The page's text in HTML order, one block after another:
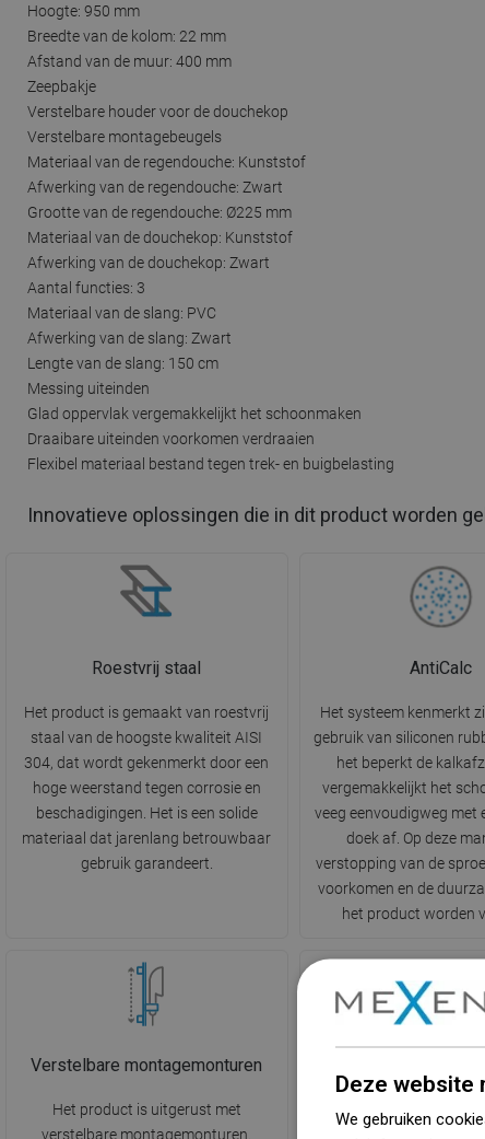
Hoogte: 950 mm
Breedte van de kolom: 22 mm
Afstand van de muur: 400 mm
Zeepbakje
Verstelbare houder voor de douchekop
Verstelbare montagebeugels
Materiaal van de regendouche: Kunststof
Afwerking van de regendouche: Zwart
Grootte van de regendouche: Ø225 mm
Materiaal van de douchekop: Kunststof
Afwerking van de douchekop: Zwart
Aantal functies: 3
Materiaal van de slang: PVC
Afwerking van de slang: Zwart
Lengte van de slang: 150 cm
Messing uiteinden
Glad oppervlak vergemakkelijkt het schoonmaken
Draaibare uiteinden voorkomen verdraaien
Flexibel materiaal bestand tegen trek- en buigbelasting
Innovatieve oplossingen die in dit product worden
Roestvrij staal
Het product is gemaakt van roestvrij
staal van de hoogste kwaliteit AISI
304, dat wordt gekenmerkt door een
hoge weerstand tegen corrosie en
beschadigingen. Het is een solide
materiaal dat jarenlang betrouwbaar
gebruik garandeert.
AntiCalc
Het systeem kenmerkt
gebruik van siliconen
het beperkt de
vergemakkelijkt het
veeg eenvoudigweg met
doek af. Op deze
verstopping van de
voorkomen en de
het product worden
Verstelbare montagemonturen
Het product is uitgerust met
verstelbare montagemonturen.
De douchekop heeft
Deze website
We gebruiken